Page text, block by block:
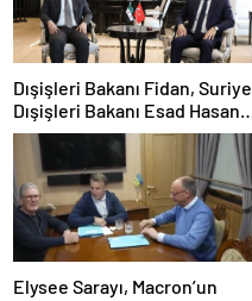
Dışişleri Bakanı Fidan, Suriye
Dışişleri Bakanı Esad Hasan
Şeybani ile görüştü
Elysee Sarayı, Macron’un